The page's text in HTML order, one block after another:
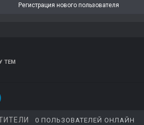
Регистрация нового пользователя
ТЕМ
0 ПОЛЬЗОВАТЕЛЕЙ ОНЛАЙН